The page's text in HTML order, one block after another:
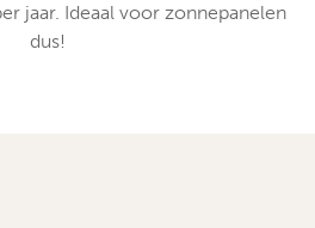
jaar. Ideaal voor zonnepanelen
dus!